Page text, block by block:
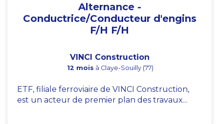
Alternance -
Conductrice/Conducteur d'engins
F/H F/H
VINCI Construction
12 mois à Claye-Souilly (77)
ETF, filiale ferroviaire de VINCI Construction,
est un acteur de premier plan des travaux...